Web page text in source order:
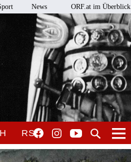
News ORF.at im Überblick
RSO